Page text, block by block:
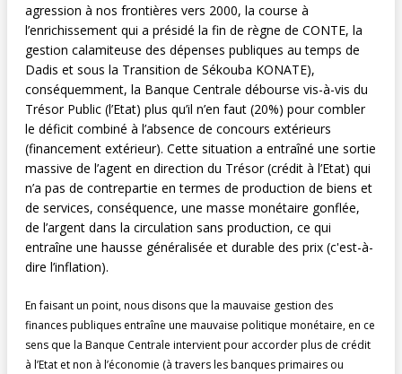
agression à nos frontières vers 2000, la course à
l’enrichissement qui a présidé la fin de règne de CONTE, la
gestion calamiteuse des dépenses publiques au temps de
Dadis et sous la Transition de Sékouba KONATE),
conséquemment, la Banque Centrale débourse vis-à-vis du
Trésor Public (l’Etat) plus qu’il n’en faut (20%) pour combler
le déficit combiné à l’absence de concours extérieurs
(financement extérieur). Cette situation a entraîné une sortie
massive de l’agent en direction du Trésor (crédit à l’Etat) qui
n’a pas de contrepartie en termes de production de biens et
de services, conséquence, une masse monétaire gonflée,
de l’argent dans la circulation sans production, ce qui
entraîne une hausse généralisée et durable des prix (c'est-à-
dire l’inflation).
En faisant un point, nous disons que la mauvaise gestion des
finances publiques entraîne une mauvaise politique monétaire, en ce
sens que la Banque Centrale intervient pour accorder plus de crédit
à l’Etat et non à l’économie (à travers les banques primaires ou